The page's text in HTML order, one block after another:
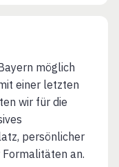
möglich
einer letzten
wir für die
persönlicher
an.